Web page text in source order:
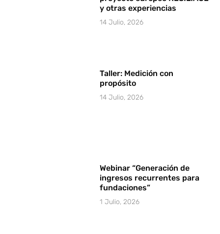
y otras experiencias
14 Julio, 2026
Taller: Medición con
propósito
14 Julio, 2026
Webinar “Generación de
ingresos recurrentes para
fundaciones”
1 Julio, 2026